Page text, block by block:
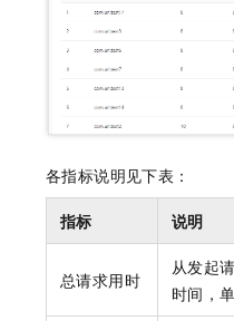
各指标说明见下表：
指标 说明
总请求用时
从发起
时间，